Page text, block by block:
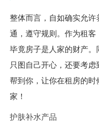
整体而言，自如确实允
通，遵守规则。作为租客
毕竟房子是人家的财产
只图自己开心，还要考
帮到你，让你在租房的
家！
护肤补水产品